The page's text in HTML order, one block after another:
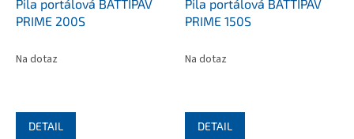
Pila portálová BATTIPAV
PRIME 200S
Na dotaz
DETAIL
Pila portálová BATTIPAV
PRIME 150S
Na dotaz
DETAIL